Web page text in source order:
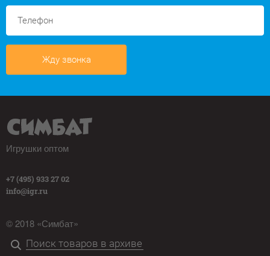
Жду звонка
Игрушки оптом
+7 (495) 933 27 02
info@igr.ru
© 2018 «Симбат»